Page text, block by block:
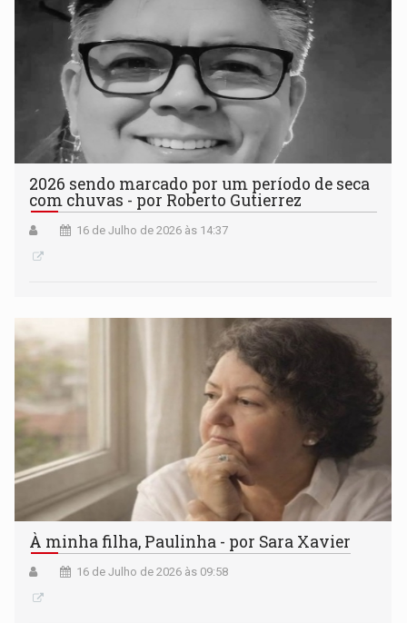
2026 sendo marcado por um período de seca
com chuvas - por Roberto Gutierrez
16 de Julho de 2026 às 14:37
À minha filha, Paulinha - por Sara Xavier
16 de Julho de 2026 às 09:58